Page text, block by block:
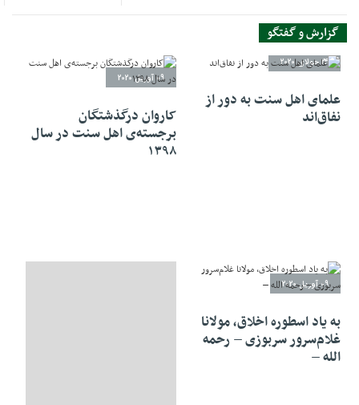
گزارش و گفتگو
24 جولای 2020
علمای اهل سنت به دور از
نفاق‌اند
09 آوریل 2020
کاروان درگذشتگان
برجسته‌ى اهل سنت در سال
۱۳۹۸
09 آوریل 2020
به یاد اسطوره اخلاق، مولانا
غلام‌سرور سربوزی – رحمه
الله –